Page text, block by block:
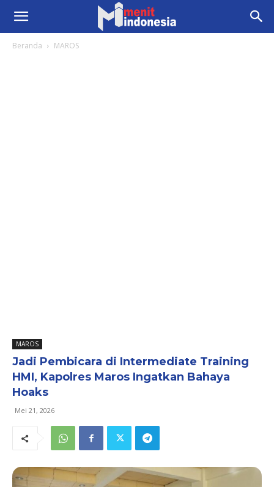
Beranda MAROS
MAROS
Jadi Pembicara di Intermediate Training
HMI, Kapolres Maros Ingatkan Bahaya
Hoaks
Mei 21, 2026